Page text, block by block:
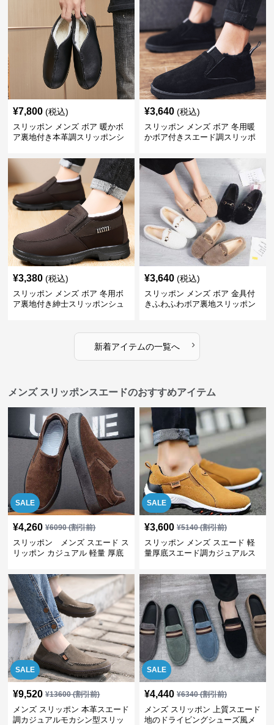
¥7,800 (税込)
スリッポン メンズ ボア 暖かボ
ア裏地付き本革調スリッポンシ
¥3,640 (税込)
スリッポン メンズ ボア 冬用暖
かボア付きスエード調スリッポ
¥3,380 (税込)
スリッポン メンズ ボア 冬用ボ
ア裏地付き紳士スリッポンシュ
¥3,640 (税込)
スリッポン メンズ ボア 金具付
きふわふわボア裏地スリッポン
新着アイテムの一覧へ ›
メンズ スリッポンスエードのおすすめアイテム
SALE
¥4,260 ¥6090(割引前)
スリッポン メンズ スエード ス
リッポン カジュアル 軽量 厚底
SALE
¥3,600 ¥5140(割引前)
スリッポン メンズ スエード 軽
量厚底スエード調カジュアルス
SALE
¥9,520 ¥13600(割引前)
メンズ スリッポン 本革スエード
調カジュアルモカシン型スリッ
SALE
¥4,440 ¥6340(割引前)
メンズ スリッポン 上質スエード
地のドライビングシューズ風メ